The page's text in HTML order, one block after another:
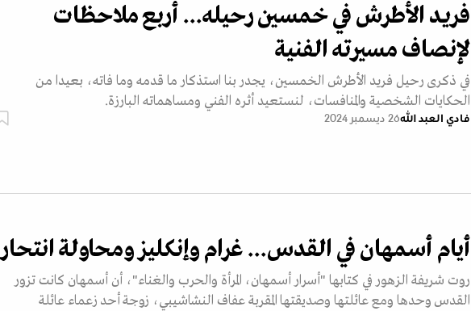
فريد الأطرش في خمسين رحيله... أربع ملاحظات
لإنصاف مسيرته الفنية
في ذكرى رحيل فريد الأطرش الخمسين، يجدر بنا استذكار ما قدمه وما فاته، بعيدا من
الحكايات الشخصية والمنافسات، لنستعيد أثره الفني ومساهماته البارزة.
فادي العبد الله26 ديسمبر 2024
أيام أسمهان في القدس... غرام وإنكليز ومحاولة انتحار
روت شريفة الزهور في كتابها "أسرار أسمهان، المرأة والحرب والغناء"، أن أسمهان كانت تزور
القدس وحدها ومع عائلتها وصديقتها المقربة عفاف النشاشيبي، زوجة أحد زعماء عائلة